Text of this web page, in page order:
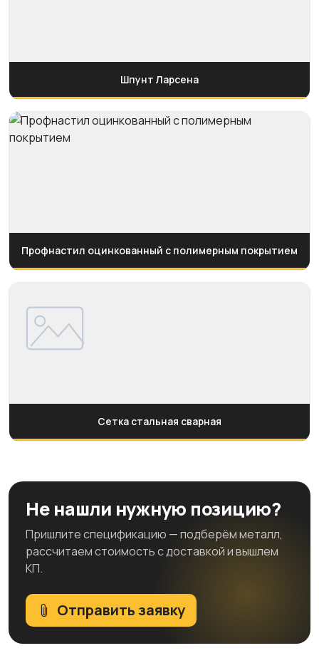
Шпунт Ларсена
Профнастил оцинкованный с полимерным покрытием
Сетка стальная сварная
Не нашли нужную позицию?
Пришлите спецификацию — подберём металл,
рассчитаем стоимость с доставкой и вышлем
КП.
Отправить заявку